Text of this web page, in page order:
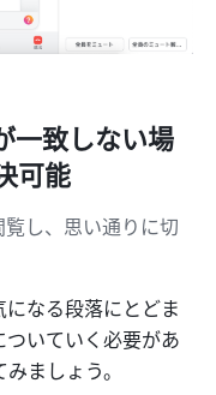
一致しない場
可能
し、思い通りに切
なる段落にとどま
いていく必要があ
ましょう。